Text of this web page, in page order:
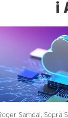
i
Samdal, Sopra